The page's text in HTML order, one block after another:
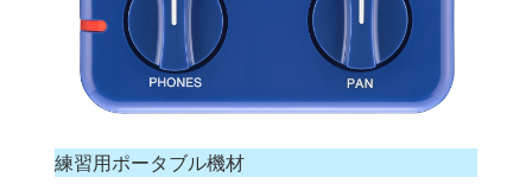
練習用ポータブル機材